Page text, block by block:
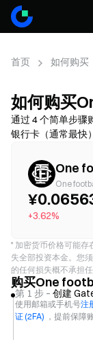
首页 如何购买
如何购买
通过 4 个简单步
银行卡（通常最快
费 + 价差），按
额、费用和到账时
One
One
+3.62%
* 加密货币价格可能存
失全部投资本金。您
的任何损失概不承担任
购买One
第 1 步 – 创建
使用邮箱或手机号注
证 (2FA) ，提前保障